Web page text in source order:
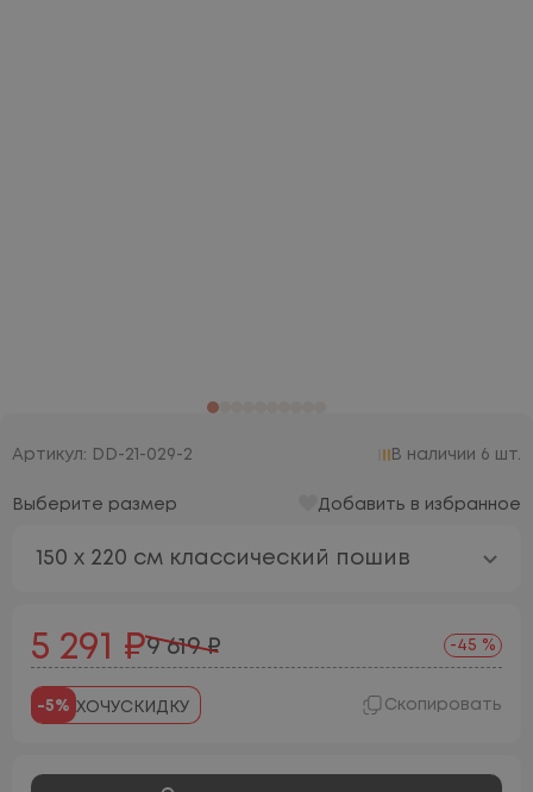
Артикул: DD-21-029-2 В наличии 6 шт.
Выберите размер Добавить в избранное
150 х 220 см классический пошив
5 291 ₽9 619 ₽ -45 %
-5% ХОЧУСКИДКУ Скопировать